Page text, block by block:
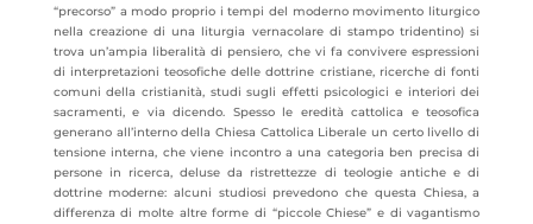
“precorso” a modo proprio i tempi del moderno movimento liturgico
nella creazione di una liturgia vernacolare di stampo tridentino) si
trova un’ampia liberalità di pensiero, che vi fa convivere espressioni
di interpretazioni teosofiche delle dottrine cristiane, ricerche di fonti
comuni della cristianità, studi sugli effetti psicologici e interiori dei
sacramenti, e via dicendo. Spesso le eredità cattolica e teosofica
generano all’interno della Chiesa Cattolica Liberale un certo livello di
tensione interna, che viene incontro a una categoria ben precisa di
persone in ricerca, deluse da ristrettezze di teologie antiche e di
dottrine moderne: alcuni studiosi prevedono che questa Chiesa, a
differenza di molte altre forme di “piccole Chiese” e di vagantismo